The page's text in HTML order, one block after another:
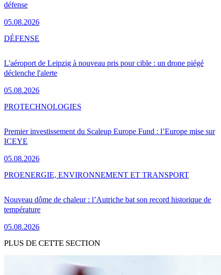
défense
05.08.2026
L'aéroport de Leipzig à nouveau pris pour cible : un drone piégé
déclenche l'alerte
05.08.2026
DÉFENSE
Premier investissement du Scaleup Europe Fund : l’Europe mise sur
ICEYE
05.08.2026
PROTECHNOLOGIES
Nouveau dôme de chaleur : l’Autriche bat son record historique de
température
05.08.2026
PROENERGIE, ENVIRONNEMENT ET TRANSPORT
PLUS DE CETTE SECTION